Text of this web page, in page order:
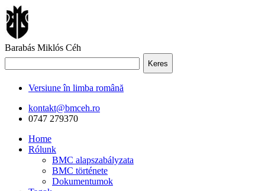
Barabás Miklós Céh
Keres
Versiune în limba română
kontakt@bmceh.ro
0747 279370
Home
Rólunk
BMC alapszabályzata
BMC története
Dokumentumok